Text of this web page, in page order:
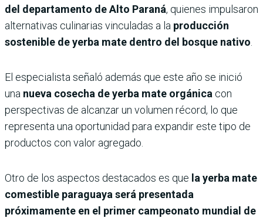
del departamento de Alto Paraná, quienes impulsaron
alternativas culinarias vinculadas a la producción
sostenible de yerba mate dentro del bosque nativo
El especialista señaló además que este año se inició
una nueva cosecha de yerba mate orgánica con
perspectivas de alcanzar un volumen récord, lo que
representa una oportunidad para expandir este tipo de
productos con valor agregado.
Otro de los aspectos destacados es que la yerba mate
comestible paraguaya será presentada
próximamente en el primer campeonato mundial de